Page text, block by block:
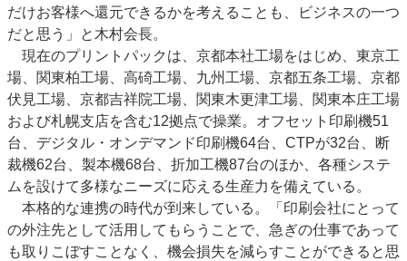
だけお客様へ還元できるかを考えることも、ビジネスの一つ
だと思う」と木村会長。
現在のプリントパックは、京都本社工場をはじめ、東京工
場、関東柏工場、高碕工場、九州工場、京都五条工場、京都
伏見工場、京都吉祥院工場、関東木更津工場、関東本庄工場
および札幌支店を含む12拠点で操業。オフセット印刷機51
台、デジタル・オンデマンド印刷機64台、CTPが32台、断
裁機62台、製本機68台、折加工機87台のほか、各種システ
ムを設けて多様なニーズに応える生産力を備えている。
本格的な連携の時代が到来している。「印刷会社にとって
の外注先として活用してもらうことで、急ぎの仕事であって
も取りこぼすことなく、機会損失を減らすことができると思